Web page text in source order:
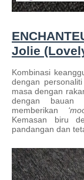
Jolie
Kombinasi
dengan
masa dengan
dengan bauan
memberikan
Kemasan biru
pandangan dan